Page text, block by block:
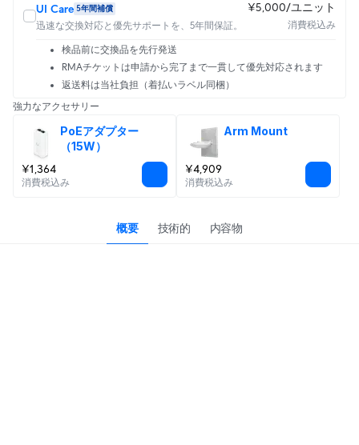
UI Care 5年間補償
迅速な交換対応と優先サポートを、5年間保証。
¥5,000/ユニット
消費税込み
検品前に交換品を先行発送
RMAチケットは申請から完了まで一貫して優先対応されます
返送料は当社負担（着払いラベル同梱）
強力なアクセサリー
PoEアダプター
（15W）
¥1,364
消費税込み
Arm Mount
¥4,909
消費税込み
概要 技術的 内容物